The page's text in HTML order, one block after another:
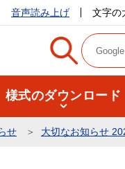
音声読み上げ 文字の
様式のダウンロード
せ 大切なお知らせ